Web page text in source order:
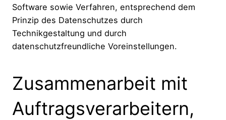
Software sowie Verfahren, entsprechend dem
Prinzip des Datenschutzes durch
Technikgestaltung und durch
datenschutzfreundliche Voreinstellungen.
Zusammenarbeit mit
Auftragsverarbeitern,